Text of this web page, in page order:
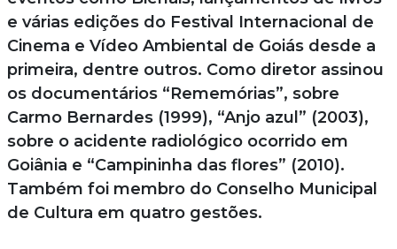
e várias edições do Festival Internacional de
Cinema e Vídeo Ambiental de Goiás desde a
primeira, dentre outros. Como diretor assinou
os documentários “Rememórias”, sobre
Carmo Bernardes (1999), “Anjo azul” (2003),
sobre o acidente radiológico ocorrido em
Goiânia e “Campininha das flores” (2010).
Também foi membro do Conselho Municipal
de Cultura em quatro gestões.